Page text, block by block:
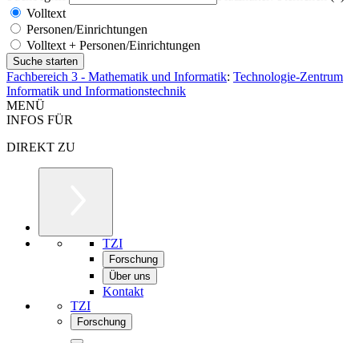
Volltext
Personen/Einrichtungen
Volltext + Personen/Einrichtungen
Fachbereich 3 - Mathematik und Informatik: Technologie-Zentrum
Informatik und Informationstechnik
MENÜ
INFOS FÜR
DIREKT ZU
TZI
Forschung
Über uns
Kontakt
TZI
Forschung